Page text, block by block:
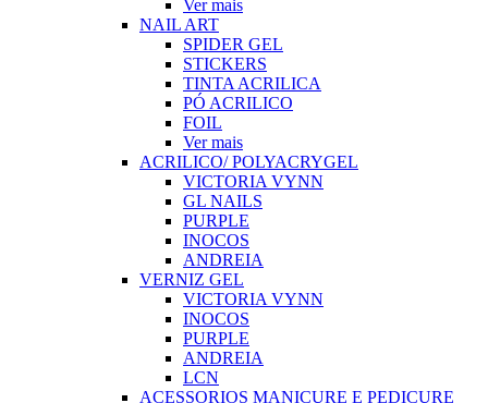
Ver mais
NAIL ART
SPIDER GEL
STICKERS
TINTA ACRILICA
PÓ ACRILICO
FOIL
Ver mais
ACRILICO/ POLYACRYGEL
VICTORIA VYNN
GL NAILS
PURPLE
INOCOS
ANDREIA
VERNIZ GEL
VICTORIA VYNN
INOCOS
PURPLE
ANDREIA
LCN
ACESSORIOS MANICURE E PEDICURE